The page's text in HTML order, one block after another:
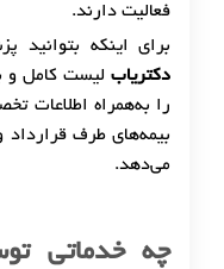
فعالیت دارند.
برای اینکه بتوانید
دکتریابلیست کامل و
را به‌همراه اطلاعات
بیمه‌های طرف قرارداد
می‌دهد.
چه خدماتی